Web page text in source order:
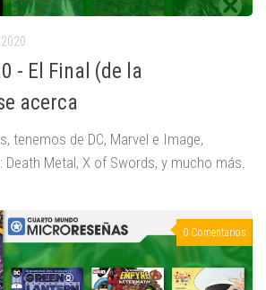
- El Final (de la
acerca
tenemos de DC, Marvel e Image,
Death Metal, X of Swords, y mucho más.
0 Comentarios